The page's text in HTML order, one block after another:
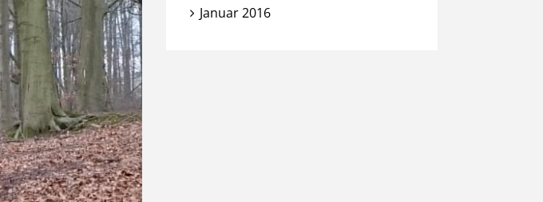
Januar 2016